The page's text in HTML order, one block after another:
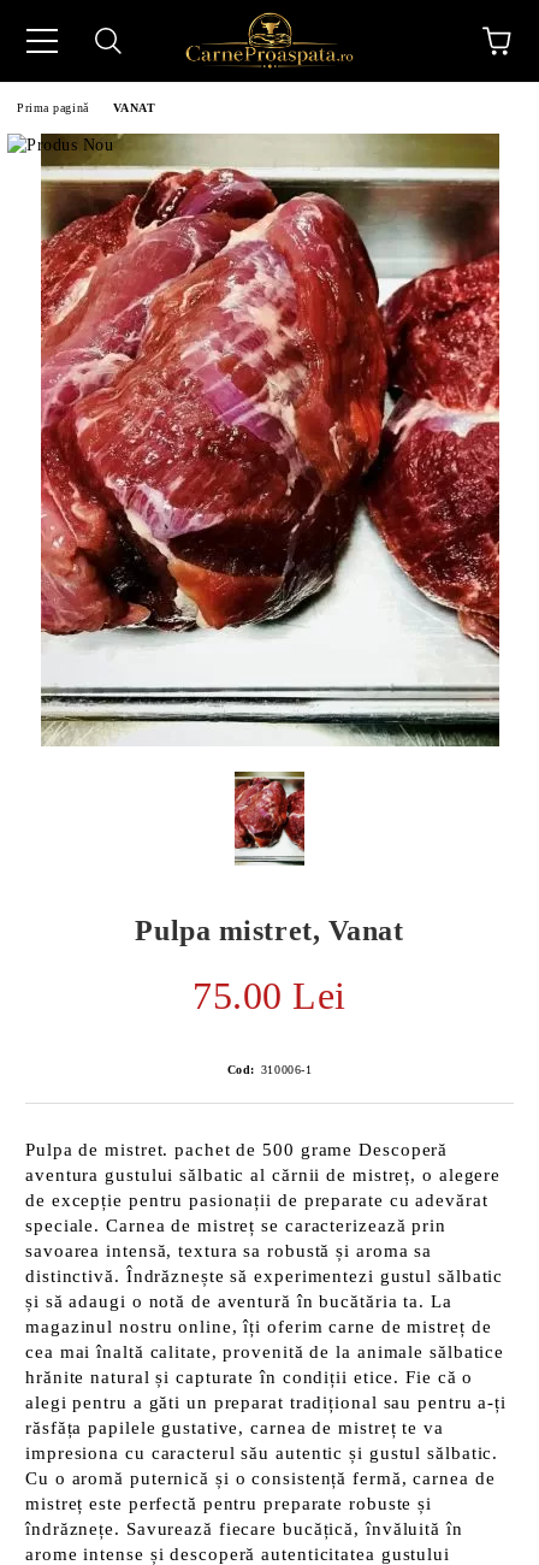
Prima pagină VANAT
Pulpa mistret, Vanat
75.00 Lei
Cod: 310006-1
Pulpa de mistret. pachet de 500 grame Descoperă
aventura gustului sălbatic al cărnii de mistreț, o alegere
de excepție pentru pasionații de preparate cu adevărat
speciale. Carnea de mistreț se caracterizează prin
savoarea intensă, textura sa robustă și aroma sa
distinctivă. Îndrăznește să experimentezi gustul sălbatic
și să adaugi o notă de aventură în bucătăria ta. La
magazinul nostru online, îți oferim carne de mistreț de
cea mai înaltă calitate, provenită de la animale sălbatice
hrănite natural și capturate în condiții etice. Fie că o
alegi pentru a găti un preparat tradițional sau pentru a-ți
răsfăța papilele gustative, carnea de mistreț te va
impresiona cu caracterul său autentic și gustul sălbatic.
Cu o aromă puternică și o consistență fermă, carnea de
mistreț este perfectă pentru preparate robuste și
îndrăznețe. Savurează fiecare bucățică, învăluită în
arome intense și descoperă autenticitatea gustului